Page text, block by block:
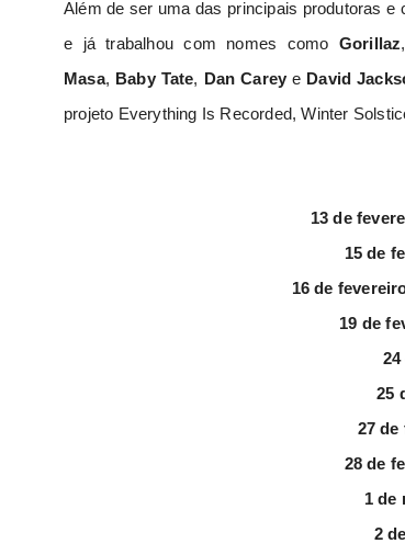
Além de ser uma das principais produtoras
e já trabalhou com nomes como Gorillaz
Masa, Baby Tate, Dan Carey e David
projeto Everything Is Recorded, Winter
13 de
15 de
16 de
19 de
25
27
28 de
1 de
2